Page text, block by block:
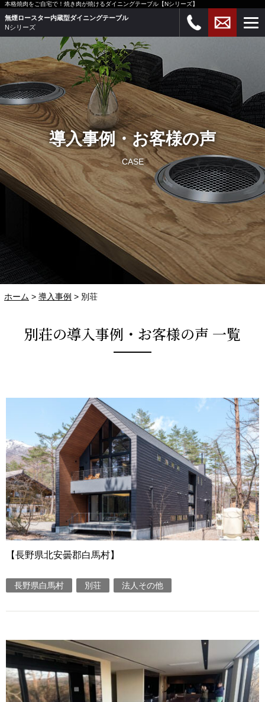
本格焼肉をご自宅で！焼き肉が焼けるダイニングテーブル【Nシリーズ】
無煙ロースター内蔵型ダイニングテーブル
Nシリーズ
導入事例・お客様の声
CASE
ホーム > 導入事例 > 別荘
別荘の導入事例・お客様の声 一覧
【長野県北安曇郡白馬村】
長野県白馬村 別荘 法人その他